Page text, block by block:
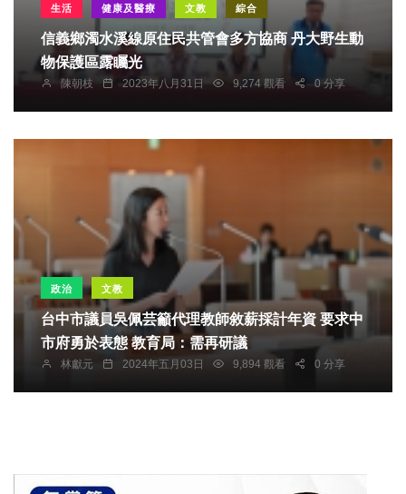
生活 健康及醫療 文教 綜合
信義鄉濁水溪線原住民共管會多方協商 丹大野生動
物保護區露矚光
陳朝枝 2023年八月31日 9,274 觀看 0 分享
政治 文教
台中市議員吳佩芸籲代理教師敘薪採計年資 要求中
市府勇於表態 教育局：需再研議
林獻元 2024年五月03日 9,894 觀看 0 分享